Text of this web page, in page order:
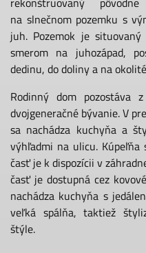
na slnečnom pozemku s
juh. Pozemok je
smerom na juhozápad,
dedinu, do doliny a na
Rodinný dom pozostáva
dvojgeneračné bývanie. V
sa nachádza kuchyňa a
výhľadmi na ulicu. Kúpeľňa
časť je k dispozícii v
časť je dostupná cez
nachádza kuchyňa s
veľká spálňa, taktiež
štýle.